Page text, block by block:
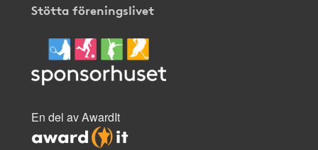
Stötta föreningslivet
En del av AwardIt